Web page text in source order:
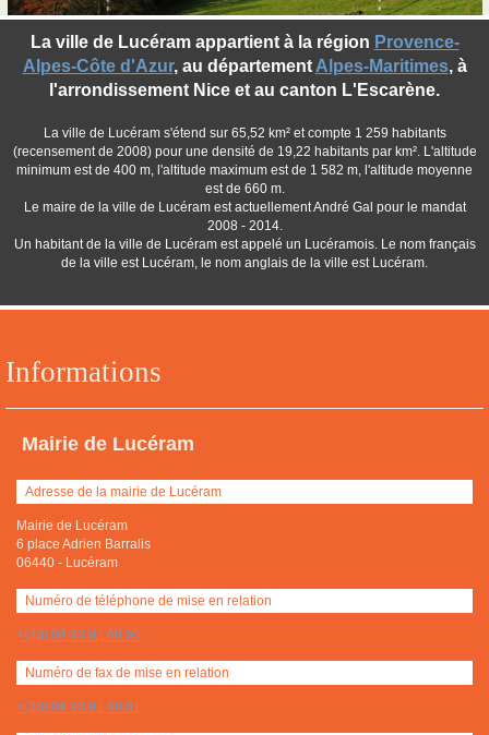
Informations
Mairie de Lucéram
Adresse de la mairie de Lucéram
Mairie de Lucéram
6 place Adrien Barralis
06440 - Lucéram
Numéro de téléphone de mise en relation
+(33) 04 93 91 60 50
Numéro de fax de mise en relation
+(33) 04 93 91 60 51
La ville de Lucéram appartient à la région Provence-
Alpes-Côte d'Azur, au département Alpes-Maritimes, à
l'arrondissement Nice et au canton L'Escarène.
La ville de Lucéram s'étend sur 65,52 km² et compte 1 259 habitants
(recensement de 2008) pour une densité de 19,22 habitants par km². L'altitude
minimum est de 400 m, l'altitude maximum est de 1 582 m, l'altitude moyenne
est de 660 m.
Le maire de la ville de Lucéram est actuellement André Gal pour le mandat
2008 - 2014.
Un habitant de la ville de Lucéram est appelé un Lucéramois. Le nom français
de la ville est Lucéram, le nom anglais de la ville est Lucéram.